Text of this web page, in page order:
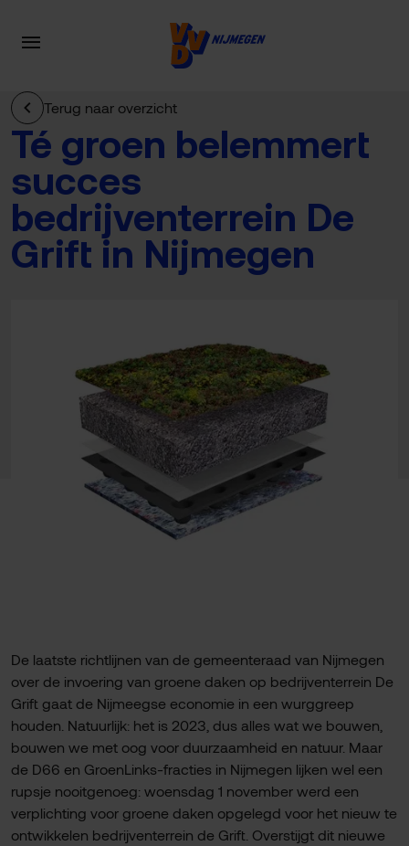
Terug naar overzicht
Té groen belemmert
succes
bedrijventerrein De
Grift in Nijmegen
De laatste richtlijnen van de gemeenteraad van Nijmegen
over de invoering van groene daken op bedrijventerrein De
Grift gaat de Nijmeegse economie in een wurggreep
houden. Natuurlijk: het is 2023, dus alles wat we bouwen,
bouwen we met oog voor duurzaamheid en natuur. Maar
de D66 en GroenLinks-fracties in Nijmegen lijken wel een
rupsje nooitgenoeg: woensdag 1 november werd een
verplichting voor groene daken opgelegd voor het nieuw te
ontwikkelen bedrijventerrein de Grift. Overstijgt dit nieuwe